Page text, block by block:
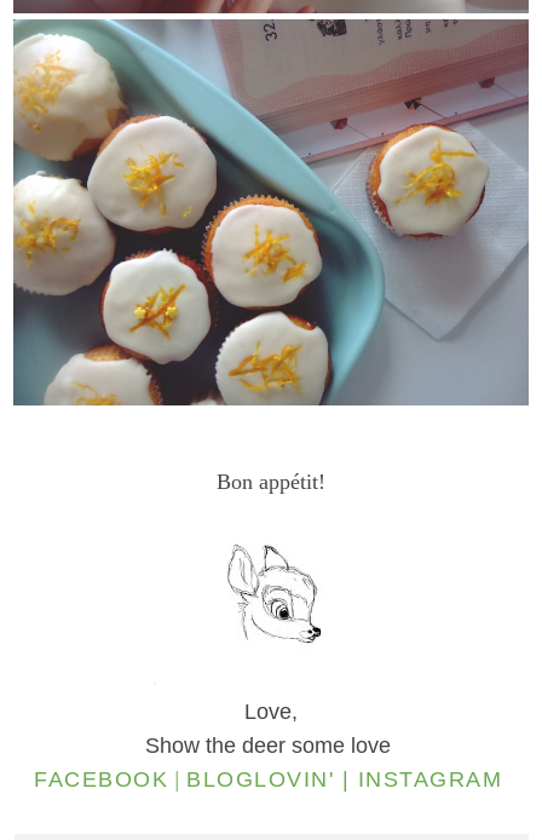
Bon appétit!
Love,
Show the deer some love
FACEBOOK
BLOGLOVIN' | INSTAGRAM